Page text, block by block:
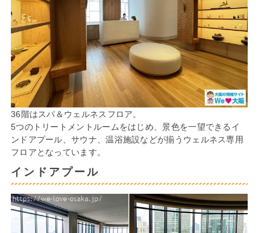
36階はスパ＆ウェルネスフロア。
5つのトリートメントルームをはじめ、景⾊を⼀望できるイ
ンドアプール、サウナ、温浴施設などが揃うウェルネス専用
フロアとなっています。
インドアプール